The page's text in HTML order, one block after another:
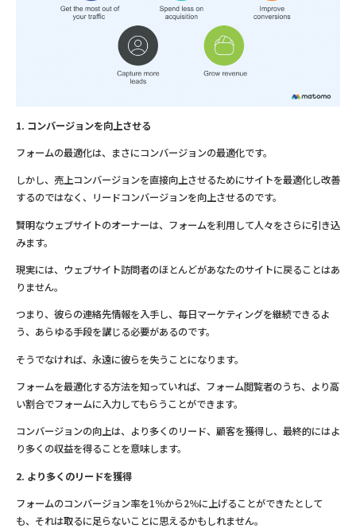
1. コンバージョンを向上させる
フォームの最適化は、まさにコンバージョンの最適化です。
しかし、売上コンバージョンを直接向上させるためにサイトを最適化し改善
するのではなく、リードコンバージョンを向上させるのです。
賢明なウェブサイトのオーナーは、フォームを利用して人々をさらに引き込
みます。
現実には、ウェブサイト訪問者のほとんどがあなたのサイトに戻ることはあ
りません。
つまり、彼らの連絡先情報を入手し、毎日マーケティングを継続できるよ
う、あらゆる手段を講じる必要があるのです。
そうでなければ、永遠に彼らを失うことになります。
フォームを最適化する方法を知っていれば、フォーム閲覧者のうち、より高
い割合でフォームに入力してもらうことができます。
コンバージョンの向上は、より多くのリード、顧客を獲得し、最終的にはよ
り多くの収益を得ることを意味します。
2. より多くのリードを獲得
フォームのコンバージョン率を1％から2％に上げることができたとして
も、それは取るに足らないことに思えるかもしれません。